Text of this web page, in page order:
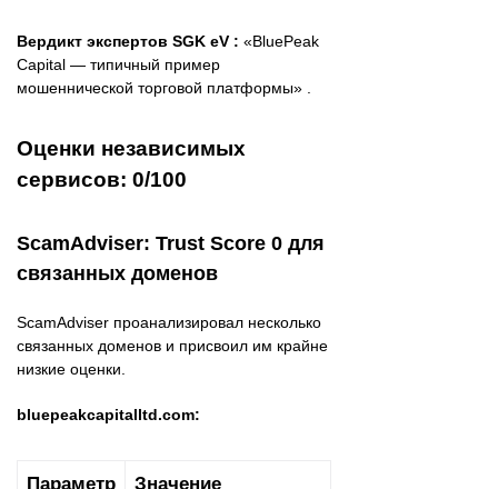
Вердикт экспертов SGK eV : «BluePeak
Capital — типичный пример
мошеннической торговой платформы» .
Оценки независимых
сервисов: 0/100
ScamAdviser: Trust Score 0 для
связанных доменов
ScamAdviser проанализировал несколько
связанных доменов и присвоил им крайне
низкие оценки.
bluepeakcapitalltd.com:
Параметр Значение